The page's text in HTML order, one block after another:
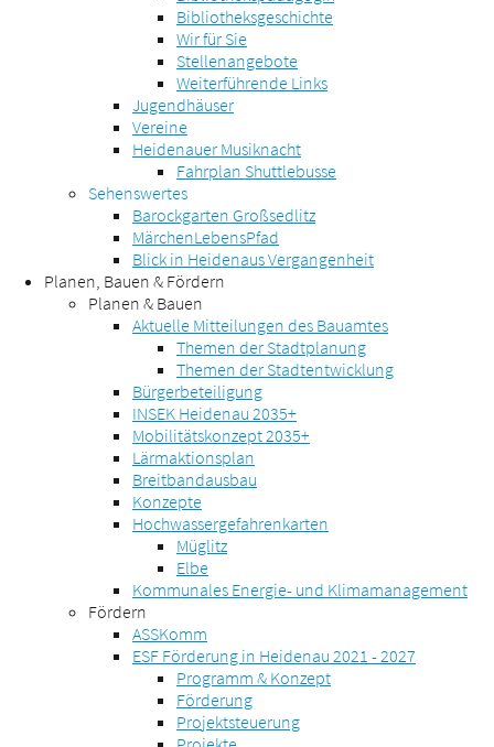
Bibliotheksgeschichte
Wir für Sie
Stellenangebote
Weiterführende Links
Jugendhäuser
Vereine
Heidenauer Musiknacht
Fahrplan Shuttlebusse
Sehenswertes
Barockgarten Großsedlitz
MärchenLebensPfad
Blick in Heidenaus Vergangenheit
Planen, Bauen & Fördern
Planen & Bauen
Aktuelle Mitteilungen des Bauamtes
Themen der Stadtplanung
Themen der Stadtentwicklung
Bürgerbeteiligung
INSEK Heidenau 2035+
Mobilitätskonzept 2035+
Lärmaktionsplan
Breitbandausbau
Konzepte
Hochwassergefahrenkarten
Müglitz
Elbe
Kommunales Energie- und Klimamanagement
Fördern
ASSKomm
ESF Förderung in Heidenau 2021 - 2027
Programm & Konzept
Förderung
Projektsteuerung